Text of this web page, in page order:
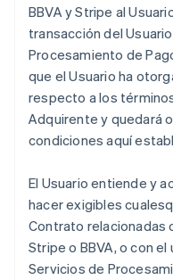
BBVA y Stripe al
transacción del
Procesamiento de
que el Usuario ha
respecto a los
Adquirente y quedará
condiciones aquí
El Usuario entiende y
hacer exigibles
Contrato relacionadas
Stripe o BBVA, o con
Servicios de